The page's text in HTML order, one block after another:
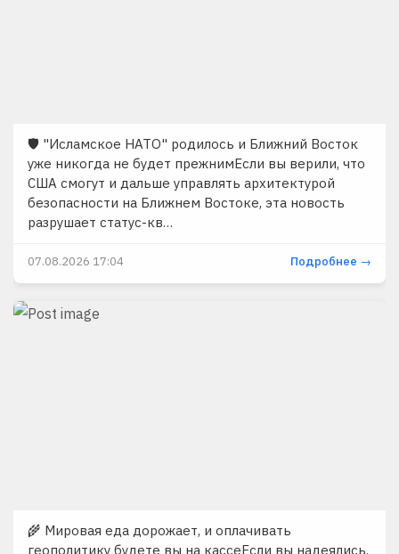
🛡 "Исламское НАТО" родилось и Ближний Восток
уже никогда не будет прежнимЕсли вы верили, что
США смогут и дальше управлять архитектурой
безопасности на Ближнем Востоке, эта новость
разрушает статус-кв…
07.08.2026 17:04 Подробнее →
🌾 Мировая еда дорожает, и оплачивать
геополитику будете вы на кассеЕсли вы надеялись,